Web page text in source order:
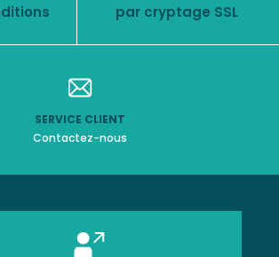
par cryptage SSL
SERVICE CLIENT
Contactez-nous